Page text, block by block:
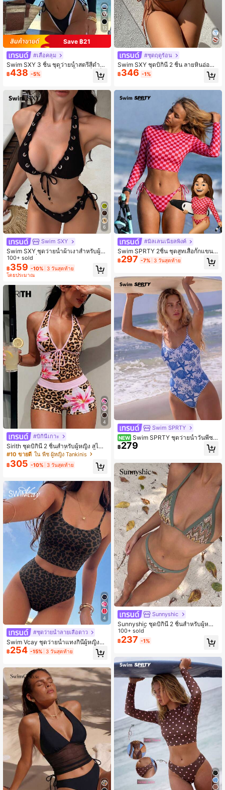
12
Save ฿21
#เสื้อคลุม
Swim SXY 3 ชิ้น ชุดว่ายน้ำสตรีสีดำแ
ละขาวใหม่, ชุดว่ายน้ำ 3 ชิ้นแฟชั่นเซ็ก
ซี่สำหรับรีสอร์ทริมหาด ชุดว่ายน้ำสตรี
ผู้หญิง ชุดชายหาดสำหรับผู้หญิง บิกินี่สี
ดำและขาว
฿438 -5%
6
Swim SXY
Swim SXY ชุดว่ายน้ำผ้าเงาสำหรับผู้ห
ญิง, ชุดบิกินี่ผูกคอแบบผูกเชือกพร้อมห่ว
งตาไก่, ชุดว่ายน้ำลำลองสำหรับวันหยุด
ฤดูร้อนสีน้ำตาล 2 ชิ้น
100+ sold
฿359 -10% 3 วันสุดท้าย
โดยประมาณ
4
#บิกินี่เกาะ
Sirith ชุดบิกินี่ 2 ชิ้นสำหรับผู้หญิง สไตล์
ยุโรปและอเมริกัน เซ็กซี่ กล้าหาญ ล้ำสมั
ย มินิมอล ลำลอง สำหรับเทศกาลดนตรี
ปาร์ตี้ กิจกรรมกลางแจ้ง ฤดูร้อน ชายหา
อก ตัดขอบ สายคล้องคอ พร้อมกางเกงฮิ
ปสเตอร์เข้ารูป ทรงแทงกินี ช่วยให้ดูผอ
ม เหมาะสำหรับ Spring Break, ฤดูใบไ
ม้ร่วง, กลับโรงเรียน, Oktoberfest, เทศ
กาลดนตรี, วันหยุด, โปรโมชั่นฤดูใบไม้
ผลิ, บรรยากาศชายหาด, วันหยุดพักผ่อ
น, ชุด Spring Break, ชุดว่ายน้ำปาร์ตี้,
วันวาเลนไทน์, ปีใหม่, คาร์นิวัลกลับโรงเ
รียน, วันแม่, วันสตรีสากล, ทริปครอบครั
ว, เทศกาลมิถุนายนบราซิล, ฤดูกาลรับป
ริญญา Spring Break
#10 ขายดี ใน พืช ผู้หญิง Tankinis
฿305 -10% 3 วันสุดท้าย
4
#ชุดว่ายน้ำลายเสือดาว
Swim Vcay ชุดว่ายน้ำแทงกินี่ผู้หญิงลา
ยเสือดาวสำหรับฤดูร้อนชายหาด
฿254 -15% 3 วันสุดท้าย
#ชุดฤดูร้อน
Swim SXY ชุดบิกินี่ 2 ชิ้น ลายหินอ่อน
สำหรับใส่ชายหาดฤดูร้อน ด้านบนมีแข
นยาว ลายรายละเอียดที่แก้ว และกางเก
฿346 -1%
#มิลเลนเนียลพิงค์
Swim SPRTY 2ชิ้น ชุดสูทเสื้อกั๊กแขนย
าวลายสก็อตสำหรับผู้หญิง, ชุดพักผ่อนช
ายหาด, ฤดูใบไม้ผลิ/ฤดูร้อน
฿297 -7% 3 วันสุดท้าย
Swim SPRTY
NEW Swim SPRTY ชุดว่ายน้ำวันพีซผู้
หญิง ลายพิมพ์สุ่มดาวทะเลและเปลือกห
อย แฟชั่นหวานน่ารัก สำหรับฤดูร้อน เที่
฿279
Sunnyshic
Sunnyshic ชุดบิกินี่ 2 ชิ้นสำหรับผู้หญิง
ผ้าถักลายพื้นผิว หลากสี ตัดเว้า ผูกด้าน
หน้า เสื้อครอปและกางเกง ชุดว่ายน้ำช
ายหาด สไตล์ Vacationcore
100+ sold
฿237 -1%